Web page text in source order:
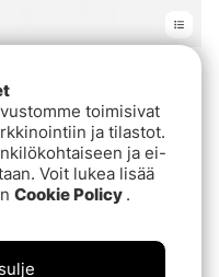
4.5 5:sta
Pro Gunslinger
€3.70
toimisivat
ja tilastot.
ja ei-
Voit lukea lisää
Cookie Policy .